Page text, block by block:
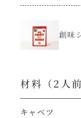
本気中華
鍋
グラタン/ドリア
カレーだし
すき焼のたれ
創味
材料（2⼈前
キャベツ